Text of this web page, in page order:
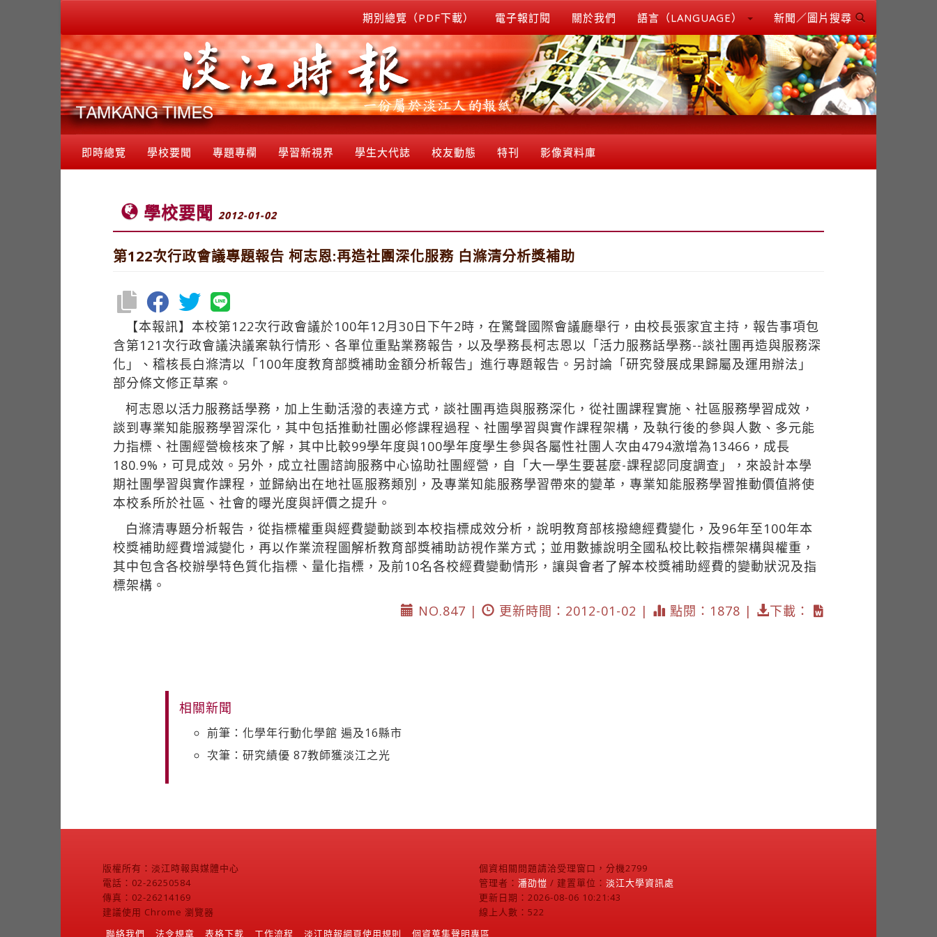
期別總覽（PDF下載） 電子報訂閱 關於我們 語言（LANGUAGE） 新聞／圖片搜尋
即時總覽 學校要聞 專題專欄 學習新視界 學生大代誌 校友動態 特刊 影像資料庫
學校要聞 2012-01-02
第122次行政會議專題報告 柯志恩:再造社團深化服務 白滌清分析獎補助
【本報訊】本校第122次行政會議於100年12月30日下午2時，在驚聲國際會議廳舉行，由校長張家宜主持，報告事項包
含第121次行政會議決議案執行情形、各單位重點業務報告，以及學務長柯志恩以「活力服務話學務--談社團再造與服務深
化」、稽核長白滌清以「100年度教育部獎補助金額分析報告」進行專題報告。另討論「研究發展成果歸屬及運用辦法」
部分條文修正草案。
柯志恩以活力服務話學務，加上生動活潑的表達方式，談社團再造與服務深化，從社團課程實施、社區服務學習成效，
談到專業知能服務學習深化，其中包括推動社團必修課程過程、社團學習與實作課程架構，及執行後的參與人數、多元能
力指標、社團經營檢核來了解，其中比較99學年度與100學年度學生參與各屬性社團人次由4794激增為13466，成長
180.9%，可見成效。另外，成立社團諮詢服務中心協助社團經營，自「大一學生要甚麼-課程認同度調查」，來設計本學
期社團學習與實作課程，並歸納出在地社區服務類別，及專業知能服務學習帶來的變革，專業知能服務學習推動價值將使
本校系所於社區、社會的曝光度與評價之提升。
白滌清專題分析報告，從指標權重與經費變動談到本校指標成效分析，說明教育部核撥總經費變化，及96年至100年本
校獎補助經費增減變化，再以作業流程圖解析教育部獎補助訪視作業方式；並用數據說明全國私校比較指標架構與權重，
其中包含各校辦學特色質化指標、量化指標，及前10名各校經費變動情形，讓與會者了解本校獎補助經費的變動狀況及指
標架構。
NO.847 |
更新時間：2012-01-02 | 點閱：1878 | 下載：
相關新聞
前筆：化學年行動化學館 遍及16縣市
次筆：研究績優 87教師獲淡江之光
版權所有：淡江時報與媒體中心
電話：02-26250584
傳真：02-26214169
建議使用 Chrome 瀏覽器
個資相關問題請洽受理窗口，分機2799
管理者： 潘劭愷 / 建置單位： 淡江大學資訊處
更新日期：2026-08-06 10:21:43
線上人數：522
聯絡我們
法令規章 表格下載 工作流程 淡江時報網頁使用規則 個資蒐集聲明專區